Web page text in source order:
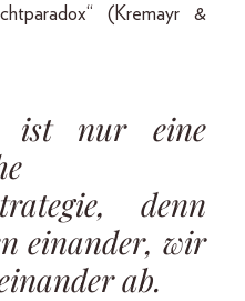
(Kremayr &
ist nur eine
denn
einander, wir
ab.